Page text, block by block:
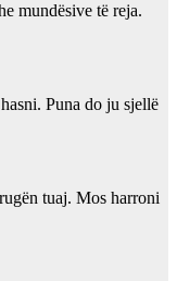
mundësive të reja.
Puna do ju sjellë
tuaj. Mos harroni